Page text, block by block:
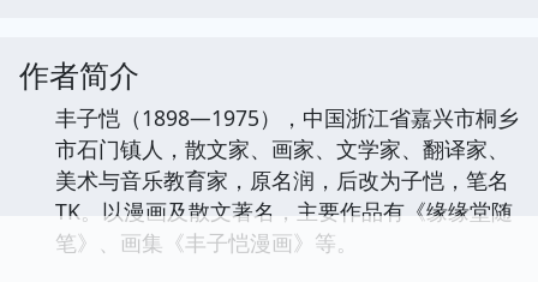
作者简介
丰子恺（1898—1975），中国浙江省嘉兴市桐乡
市石门镇人，散文家、画家、文学家、翻译家、
美术与音乐教育家，原名润，后改为子恺，笔名
TK。以漫画及散文著名，主要作品有《缘缘堂随
笔》、画集《丰子恺漫画》等。